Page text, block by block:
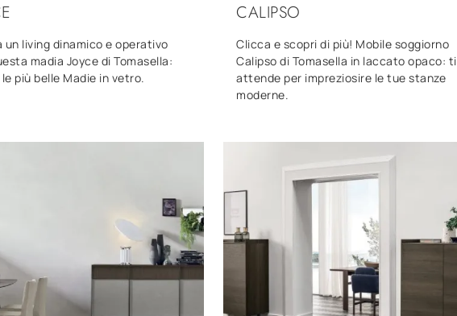
un living dinamico e operativo
madia Joyce di Tomasella:
più belle Madie in vetro.
CALIPSO
Clicca e scopri di più! Mobile soggiorno
Calipso di Tomasella in laccato opaco: ti
attende per impreziosire le tue stanze
moderne.